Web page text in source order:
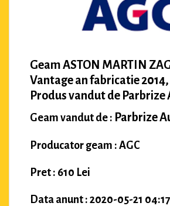
Geam ASTON MARTIN
Vantage an fabricatie 2014,
Produs vandut de Parbrize
Geam vandut de : Parbrize
Producator geam : AGC
Pret : 610 Lei
Data anunt : 2020-05-21